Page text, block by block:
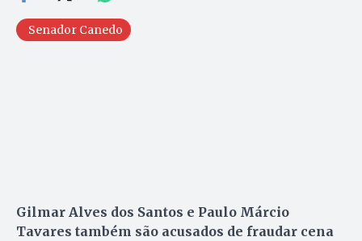
Senador Canedo
Gilmar Alves dos Santos e Paulo Márcio
Tavares também são acusados de fraudar cena